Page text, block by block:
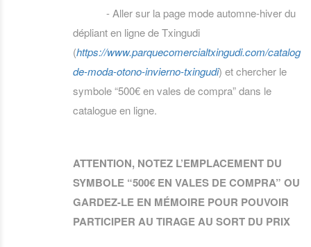
- Aller sur la page mode automne-hiver du
dépliant en ligne de Txingudi
(https://www.parquecomercialtxingudi.com/
de-moda-otono-invierno-txingudi) et chercher le
symbole “500€ en vales de compra” dans le
catalogue en ligne.
ATTENTION, NOTEZ L’EMPLACEMENT DU
SYMBOLE “500€ EN VALES DE COMPRA” OU
GARDEZ-LE EN MÉMOIRE POUR POUVOIR
PARTICIPER AU TIRAGE AU SORT DU PRIX